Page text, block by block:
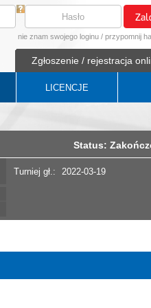
nie znam swojego loginu / przypomnij
Zgłoszenie / rejestracja
LICENCJE
Status:
Turniej gł.: 2022-03-19